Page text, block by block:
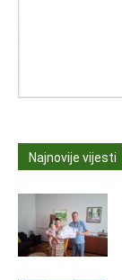
Najnovije vijesti